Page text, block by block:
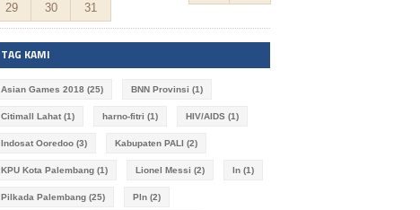
29
30 31
TAG KAMI
Asian Games 2018 (25) BNN Provinsi (1)
Citimall Lahat (1) harno-fitri (1) HIV/AIDS (1)
Indosat Ooredoo (3) Kabupaten PALI (2)
KPU Kota Palembang (1) Lionel Messi (2) ln (1)
Pilkada Palembang (25) Pln (2)